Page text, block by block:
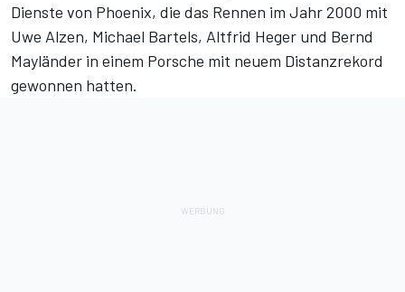
Dienste von Phoenix, die das Rennen im Jahr 2000 mit
Uwe Alzen, Michael Bartels, Altfrid Heger und Bernd
Mayländer in einem Porsche mit neuem Distanzrekord
gewonnen hatten.